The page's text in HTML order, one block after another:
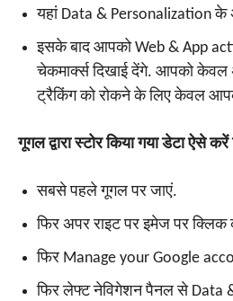
यहां Data & Personalization के
इसके बाद आपको Web & App
चेकमार्क्स दिखाई देंगे. आपको
ट्रैकिंग को रोकने के लिए केवल
गूगल द्वारा स्टोर किया गया डेटा ऐसे
सबसे पहले गूगल पर जाएं.
फिर अपर राइट पर इमेज पर
फिर Manage your Google
फिर लेफ्ट नेविगेशन पैनल से Data